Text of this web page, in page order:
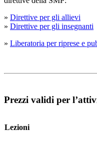
» Direttive per gli allievi
» Direttive per gli insegnanti
» Liberatoria per riprese e
Prezzi validi per
Lezioni